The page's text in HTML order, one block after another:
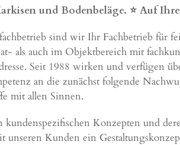
und Bodenbeläge. ⭐ Auf
sind wir Ihr Fachbetrieb für
als auch im Objektbereich mit
Seit 1988 wirken und verfügen
an die zunächst folgende
mit allen Sinnen.
Konzepten und
unseren Kunden ein